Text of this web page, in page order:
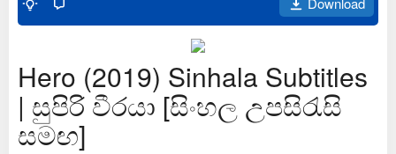
Hero (2019) Sinhala Subtitles
| සුපිරි වීරයා [සිංහල උපසිරැසි
සමඟ]